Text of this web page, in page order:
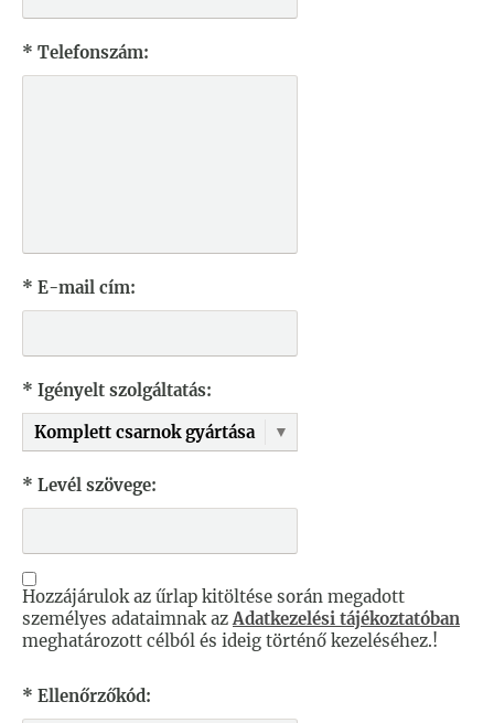
* Telefonszám:
* E-mail cím:
* Igényelt szolgáltatás:
* Levél szövege:
Hozzájárulok az űrlap kitöltése során megadott
személyes adataimnak azAdatkezelési tájékoztatóban
meghatározott célból és ideig történő kezeléséhez.!
* Ellenőrzőkód: